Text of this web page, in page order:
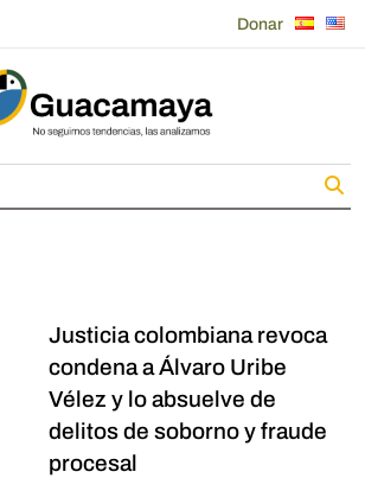
Donar
Justicia colombiana revoca
condena a Álvaro Uribe
Vélez y lo absuelve de
delitos de soborno y fraude
procesal